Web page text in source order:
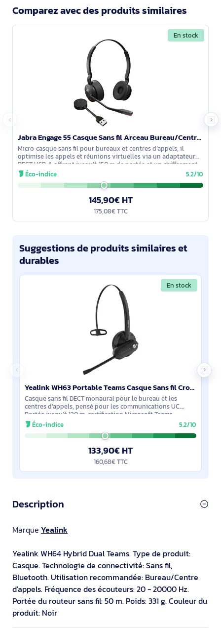
Comparez avec des produits similaires
En stock
Jabra Engage 55 Casque Sans fil Arceau Bureau/Centre d'appels Noir, Titane - 9559-410-111
Micro‑casque sans fil pour bureaux et centres d’appels, il
optimise les appels et réunions virtuelles via un adaptateur
DECT USB‑A offrant jusqu’à 150 m de portée et un chiffrement
AES‑256. Micro
Éco-indice 5.2/10
145,90€ HT
175,08€ TTC
Suggestions de produits similaires et
durables
En stock
Yealink WH63 Portable Teams Casque Sans fil Crochets auriculaires, Arceau, Minerve Bureau/Centre d'a - 1208645
Casque sans fil DECT monaural pour le bureau et les
centres d’appels, pensé pour les communications UC.
Portée jusqu’à 120 m, certification Microsoft Teams
(compatible Zoom), trois styles de port,
Éco-indice 5.2/10
133,90€ HT
160,68€ TTC
Description
Marque Yealink
Yealink WH64 Hybrid Dual Teams. Type de produit:
Casque. Technologie de connectivité: Sans fil,
Bluetooth. Utilisation recommandée: Bureau/Centre
d'appels. Fréquence des écouteurs: 20 - 20000 Hz.
Portée du routeur sans fil: 50 m. Poids: 331 g. Couleur du
produit: Noir